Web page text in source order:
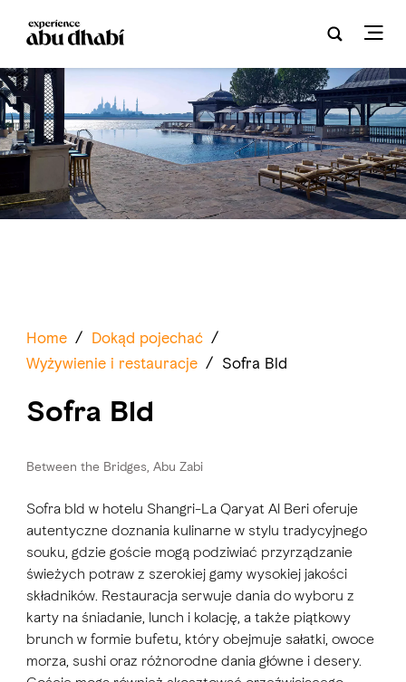
Home / Dokąd pojechać /
Wyżywienie i restauracje / Sofra Bld
Sofra Bld
Between the Bridges, Abu Zabi
Sofra bld w hotelu Shangri-La Qaryat Al Beri oferuje
autentyczne doznania kulinarne w stylu tradycyjnego
souku, gdzie goście mogą podziwiać przyrządzanie
świeżych potraw z szerokiej gamy wysokiej jakości
składników. Restauracja serwuje dania do wyboru z
karty na śniadanie, lunch i kolację, a także piątkowy
brunch w formie bufetu, który obejmuje sałatki, owoce
morza, sushi oraz różnorodne dania główne i desery.